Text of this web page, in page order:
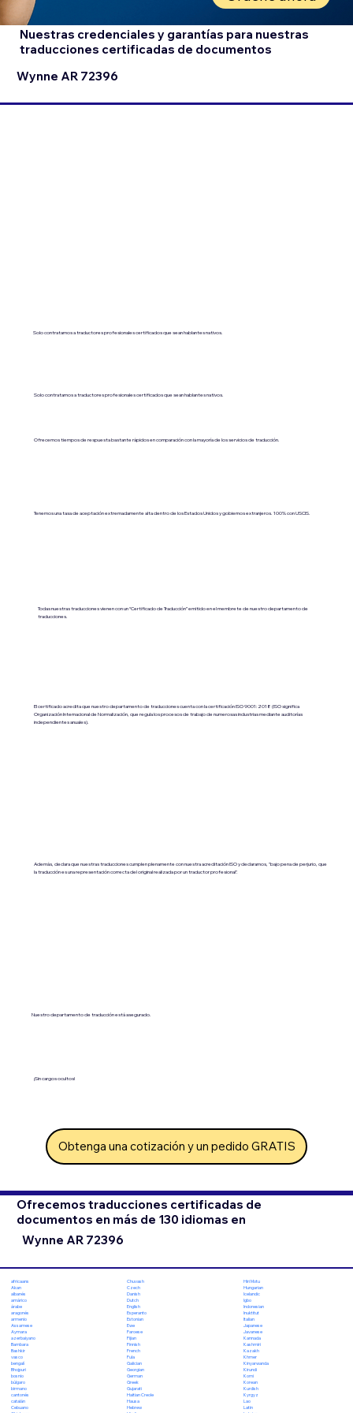
Nuestras credenciales y garantías para nuestras
traducciones certificadas de documentos
Wynne AR 72396
Solo contratamos a traductores profesionales certificados que sean hablantes nativos.
Solo contratamos a traductores profesionales certificados que sean hablantes nativos.
Ofrecemos tiempos de respuesta bastante rápidos en comparación con la mayoría de los servicios de traducción.
Tenemos una tasa de aceptación extremadamente alta dentro de los Estados Unidos y gobiernos extranjeros. 100% con USCIS.
Todas nuestras traducciones vienen con un “Certificado de Traducción” emitido en el membrete de nuestro departamento de
traducciones.
El certificado acredita que nuestro departamento de traducciones cuenta con la certificación ISO 9001:2018 (ISO significa
Organización Internacional de Normalización, que regula los procesos de trabajo de numerosas industrias mediante auditorías
independientes anuales).
Además, declara que nuestras traducciones cumplen plenamente con nuestra acreditación ISO y declaramos, "bajo pena de perjurio, que
la traducción es una representación correcta del original realizada por un traductor profesional".
Nuestro departamento de traducción está asegurado.
¡Sin cargos ocultos!
Obtenga una cotización y un pedido GRATIS
Ofrecemos traducciones certificadas de
documentos en más de 130 idiomas en
Wynne AR 72396
africaans
Akan
albanés
amárico
árabe
aragonés
armenio
Assamese
Aymara
azerbaiyano
Bambara
Bashkir
vasco
bengalí
Bhojpuri
bosnio
búlgaro
birmano
cantonés
catalán
Cebuano
Chuvash
Czech
Danish
Dutch
English
Esperanto
Estonian
Ewe
Faroese
Fijian
Finnish
French
Fula
Galician
Georgian
German
Greek
Gujarati
Haitian Creole
Hausa
Hebrew
Hiri Motu
Hungarian
Icelandic
Igbo
Indonesian
Inuktitut
Italian
Japanese
Javanese
Kannada
Kashmiri
Kazakh
Khmer
Kinyarwanda
Kirundi
Komi
Korean
Kurdish
Kyrgyz
Lao
Latin